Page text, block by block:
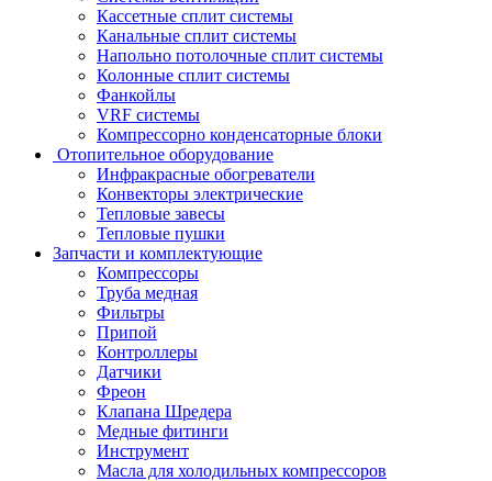
Кассетные сплит системы
Канальные сплит системы
Напольно потолочные сплит системы
Колонные сплит системы
Фанкойлы
VRF системы
Компрессорно конденсаторные блоки
Отопительное оборудование
Инфракрасные обогреватели
Конвекторы электрические
Тепловые завесы
Тепловые пушки
Запчасти и комплектующие
Компрессоры
Труба медная
Фильтры
Припой
Контроллеры
Датчики
Фреон
Клапана Шредера
Медные фитинги
Инструмент
Масла для холодильных компрессоров